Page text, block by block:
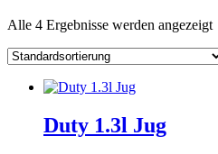
Alle 4 Ergebnisse werden angezeigt
Duty 1.3l Jug